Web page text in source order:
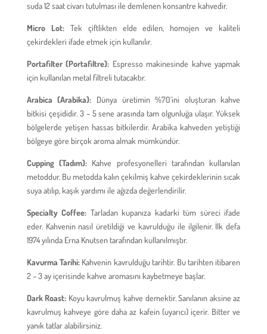
suda 12 saat civarı tutulması ile demlenen konsantre kahvedir.
Micro Lot:Tek çiftlikten elde edilen, homojen ve kaliteli
çekirdekleri ifade etmek için kullanılır.
Portafilter (Portafiltre): Espresso makinesinde kahve yapmak
için kullanılan metal filtreli tutacaktır.
Arabica (Arabika): Dünya üretimin %70’ini oluşturan kahve
bitkisi çeşididir. 3 – 5 sene arasında tam olgunluğa ulaşır. Yüksek
bölgelerde yetişen hassas bitkilerdir. Arabika kahveden yetiştiği
bölgeye göre birçok aroma almak mümkündür.
Cupping (Tadım): Kahve profesyonelleri tarafından kullanılan
metoddur. Bu metodda kalın çekilmiş kahve çekirdeklerinin sıcak
suya atılıp, kaşık yardımı ile ağızda değerlendirilir.
Specialty Coffee: Tarladan kupanıza kadarki tüm süreci ifade
eder. Kahvenin nasıl üretildiği ve kavrulduğu ile ilgilenir. İlk defa
1974 yılında Erna Knutsen tarafından kullanılmıştır.
Kavurma Tarihi: Kahvenin kavrulduğu tarihtir. Bu tarihten itibaren
2 – 3 ay içerisinde kahve aromasını kaybetmeye başlar.
Dark Roast: Koyu kavrulmuş kahve demektir. Sanılanın aksine az
kavrulmuş kahveye göre daha az kafein (uyarıcı) içerir. Bitter ve
yanık tatlar alabilirsiniz.